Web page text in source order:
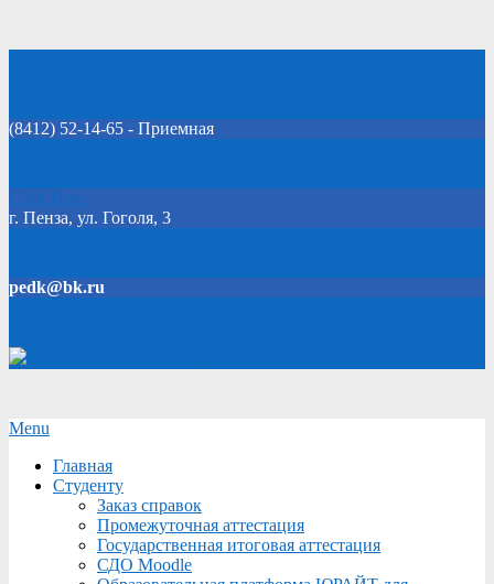
(8412) 52-14-65 - Приемная
Click Here
г. Пенза, ул. Гоголя, 3
pedk@bk.ru
Secondary
Menu
Menu
Главная
Студенту
Заказ справок
Промежуточная аттестация
Государственная итоговая аттестация
СДО Moodle